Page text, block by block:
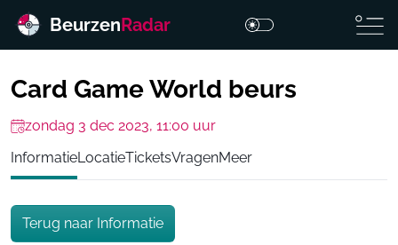
BeurzenRadar
Card Game World beurs
zondag 3 dec 2023, 11:00 uur
InformatieLocatieTicketsVragenMeer
Terug naar Informatie